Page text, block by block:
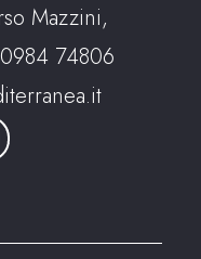
Mazzini,
74806